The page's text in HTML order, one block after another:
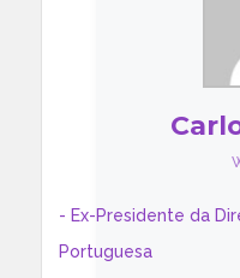
- Ex-Presidente da
Portuguesa